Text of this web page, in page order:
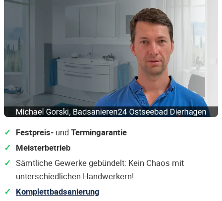
Festpreis- undTermingarantie
Meisterbetrieb
Sämtliche Gewerke gebündelt: Kein Chaos mit
unterschiedlichen Handwerkern!
Komplettbadsanierung